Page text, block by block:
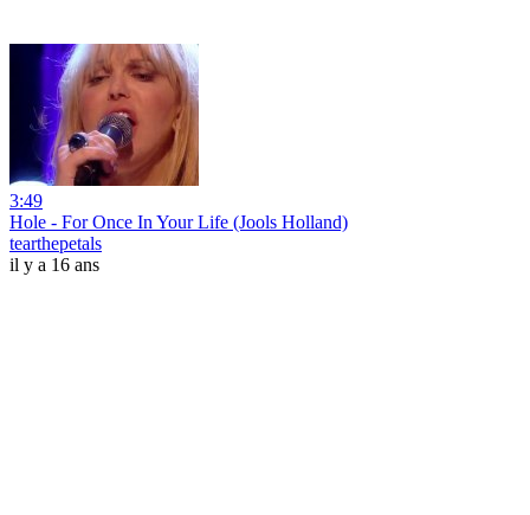
3:49
Hole - For Once In Your Life (Jools Holland)
tearthepetals
il y a 16 ans